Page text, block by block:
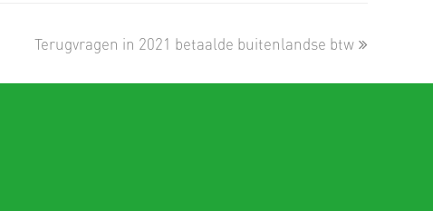
next
Terugvragen in 2021 betaalde buitenlandse btw